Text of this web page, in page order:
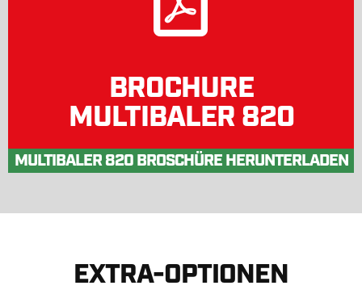
BROCHURE
MULTIBALER 820
MULTIBALER 820 BROSCHÜRE HERUNTERLADEN
EXTRA-OPTIONEN